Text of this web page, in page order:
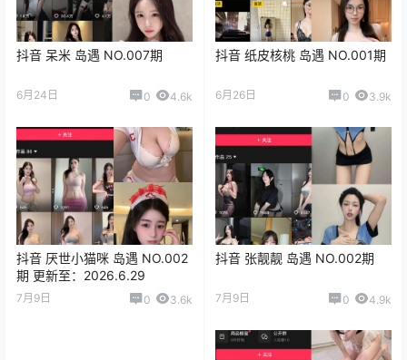
抖音 呆米 岛遇 NO.007期
6月24日 0 4.6k
抖音 纸皮核桃 岛遇 NO.001期
6月26日 0 3.9k
抖音 厌世小猫咪 岛遇 NO.002
期 更新至：2026.6.29
7月9日 0 3.6k
抖音 张靓靓 岛遇 NO.002期
7月9日 0 4.9k